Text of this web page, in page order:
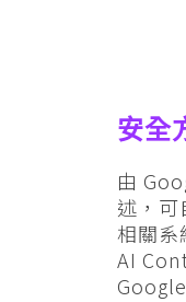
安全
由
述，
相關系
AI